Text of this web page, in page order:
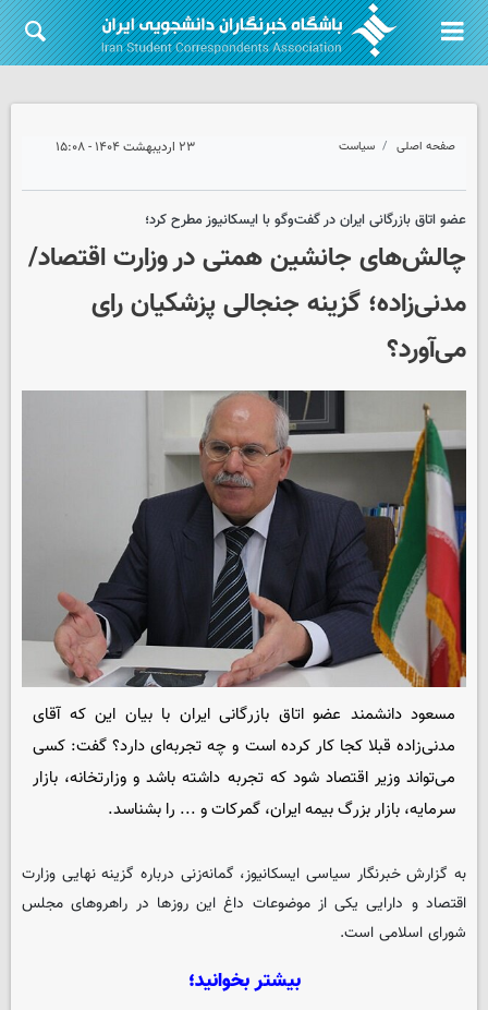
صفحه اصلی سیاست ۲۳ اردیبهشت ۱۴۰۴ - ۱۵:۰۸
عضو اتاق بازرگانی ایران در گفت‌وگو با ایسکانیوز مطرح کرد؛
چالش‌های جانشین همتی در وزارت اقتصاد/
مدنی‌زاده؛ گزینه جنجالی پزشکیان رای
می‌آورد؟
مسعود دانشمند عضو اتاق بازرگانی ایران با بیان این که آقای
مدنی‌زاده قبلا کجا کار کرده است و چه تجربه‌ای دارد؟ گفت: کسی
می‌تواند وزیر اقتصاد شود که تجربه داشته باشد و وزارتخانه، بازار
سرمایه، بازار بزرگ بیمه ایران، گمرکات و ... را بشناسد.
به گزارش خبرنگار سیاسی ایسکانیوز، گمانه‌زنی درباره گزینه نهایی وزارت
اقتصاد و دارایی یکی از موضوعات داغ این روزها در راهروهای مجلس
شورای اسلامی است.
بیشتر بخوانید؛